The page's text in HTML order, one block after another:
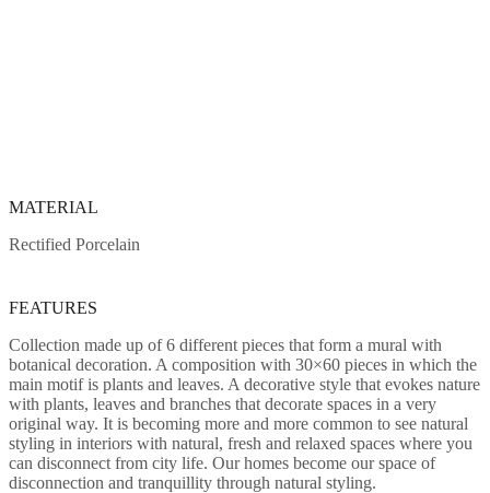
MATERIAL
Rectified Porcelain
FEATURES
Collection made up of 6 different pieces that form a mural with
botanical decoration. A composition with 30×60 pieces in which the
main motif is plants and leaves. A decorative style that evokes nature
with plants, leaves and branches that decorate spaces in a very
original way. It is becoming more and more common to see natural
styling in interiors with natural, fresh and relaxed spaces where you
can disconnect from city life. Our homes become our space of
disconnection and tranquillity through natural styling.